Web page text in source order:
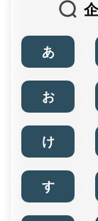
あ
お
け
す